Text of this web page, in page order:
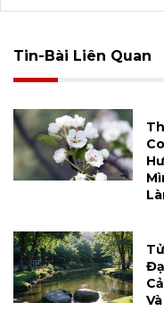
Tin-Bài Liên Quan